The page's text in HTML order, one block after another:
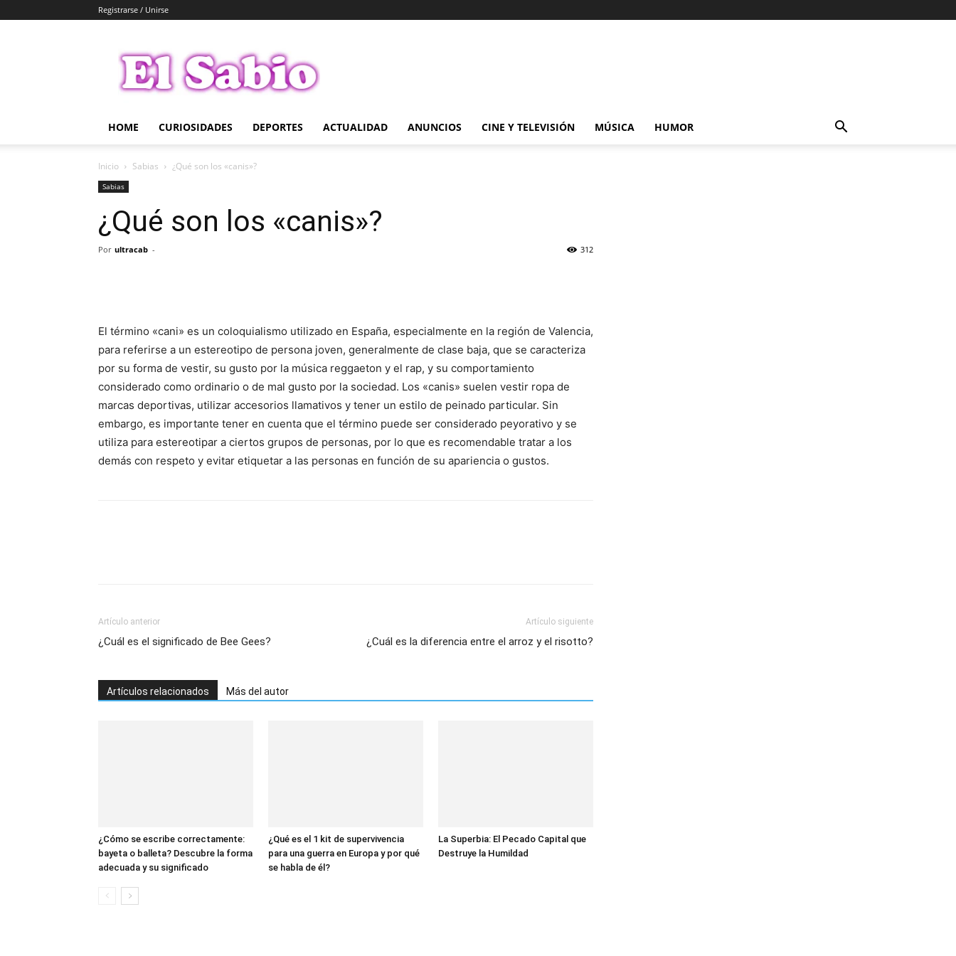
Registrarse / Unirse
Sabio
HOME CURIOSIDADES DEPORTES ACTUALIDAD ANUNCIOS CINE Y TELEVISIÓN MÚSICA HUMOR
Inicio Sabias ¿Qué son los «canis»?
Sabias
¿Qué son los «canis»?
Por ultracab - 312
El término «cani» es un coloquialismo utilizado en España, especialmente en la región de Valencia,
para referirse a un estereotipo de persona joven, generalmente de clase baja, que se caracteriza
por su forma de vestir, su gusto por la música reggaeton y el rap, y su comportamiento
considerado como ordinario o de mal gusto por la sociedad. Los «canis» suelen vestir ropa de
marcas deportivas, utilizar accesorios llamativos y tener un estilo de peinado particular. Sin
embargo, es importante tener en cuenta que el término puede ser considerado peyorativo y se
utiliza para estereotipar a ciertos grupos de personas, por lo que es recomendable tratar a los
demás con respeto y evitar etiquetar a las personas en función de su apariencia o gustos.
Artículo anterior
¿Cuál es el significado de Bee Gees?
Artículo siguiente
¿Cuál es la diferencia entre el arroz y el risotto?
Artículos relacionados Más del autor
¿Cómo se escribe correctamente:
bayeta o balleta? Descubre la forma
adecuada y su significado
¿Qué es el 1 kit de supervivencia
para una guerra en Europa y por qué
se habla de él?
La Superbia: El Pecado Capital que
Destruye la Humildad